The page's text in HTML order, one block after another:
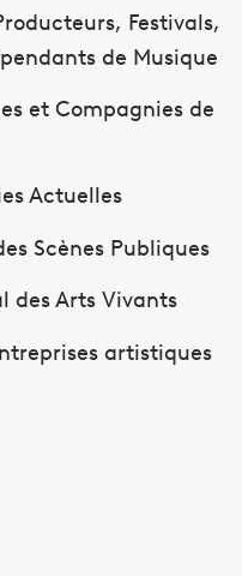
Festivals,
de Musique
et Compagnies de
Actuelles
Scènes Publiques
des Arts Vivants
artistiques